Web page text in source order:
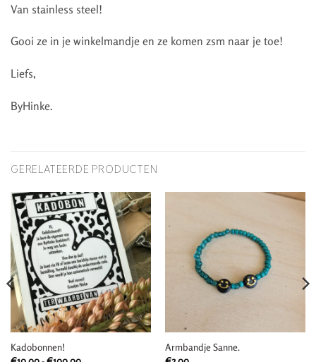
Van stainless steel!
Gooi ze in je winkelmandje en ze komen zsm naar je toe!
Liefs,
ByHinke.
GERELATEERDE PRODUCTEN
Kadobonnen!
Prijsklasse:
Armbandje Sanne.